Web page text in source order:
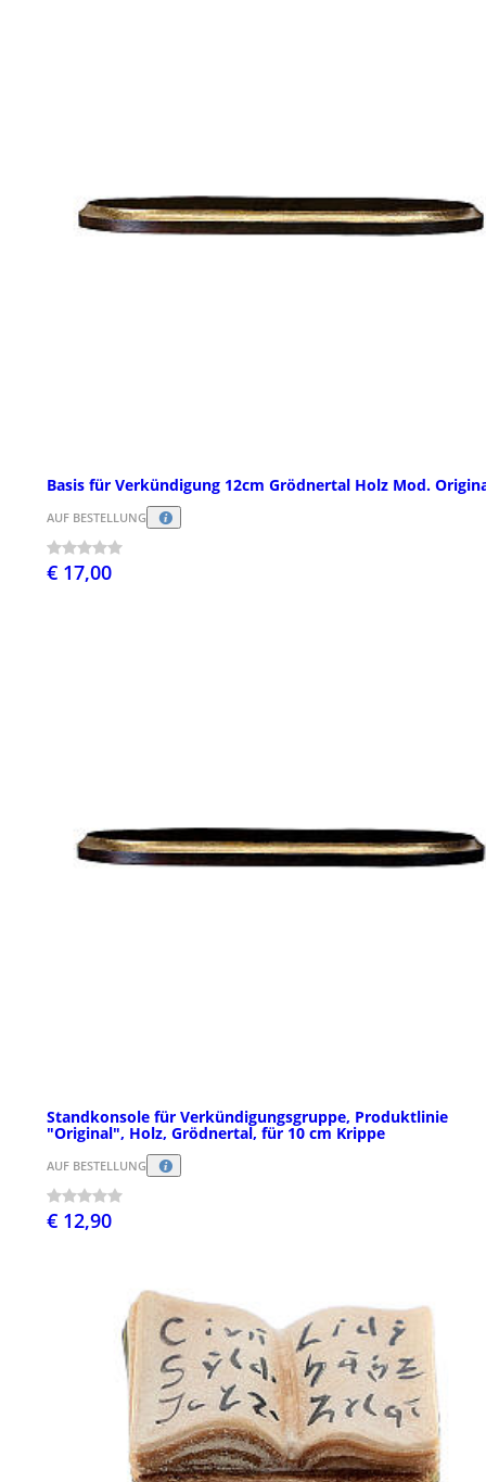
Basis für Verkündigung 12cm Grödnertal Holz Mod.
AUF BESTELLUNG
€ 17,00
Standkonsole für Verkündigungsgruppe, Produktlinie
"Original", Holz, Grödnertal, für 10 cm Krippe
AUF BESTELLUNG
€ 12,90